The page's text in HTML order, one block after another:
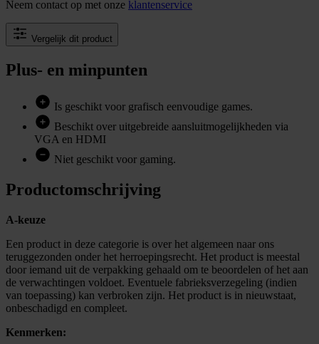
Neem contact op met onze klantenservice
Vergelijk dit product
Plus- en minpunten
Is geschikt voor grafisch eenvoudige games.
Beschikt over uitgebreide aansluitmogelijkheden via
VGA en HDMI
Niet geschikt voor gaming.
Productomschrijving
A-keuze
Een product in deze categorie is over het algemeen naar ons
teruggezonden onder het herroepingsrecht. Het product is meestal
door iemand uit de verpakking gehaald om te beoordelen of het aan
de verwachtingen voldoet. Eventuele fabrieksverzegeling (indien
van toepassing) kan verbroken zijn. Het product is in nieuwstaat,
onbeschadigd en compleet.
Kenmerken: